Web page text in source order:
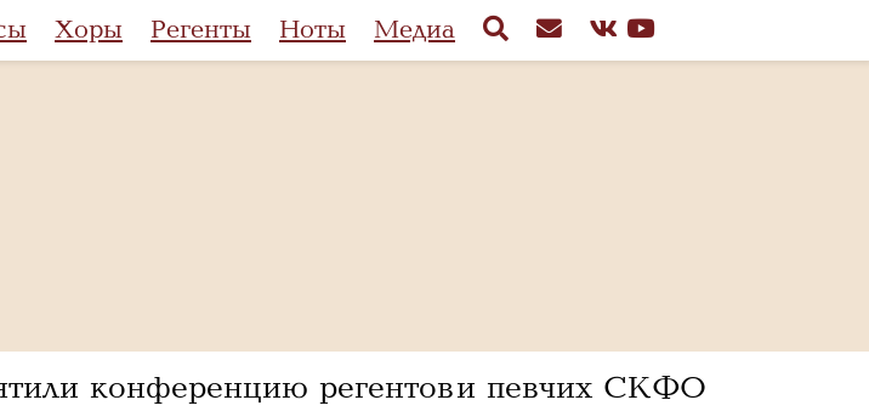
Хоры Регенты Ноты Медиа
конференцию регентов и певчих СКФО